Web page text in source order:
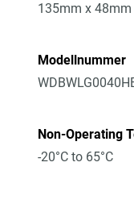
135mm x
Modellnummer
Non-Operating
-20°C to 65°C